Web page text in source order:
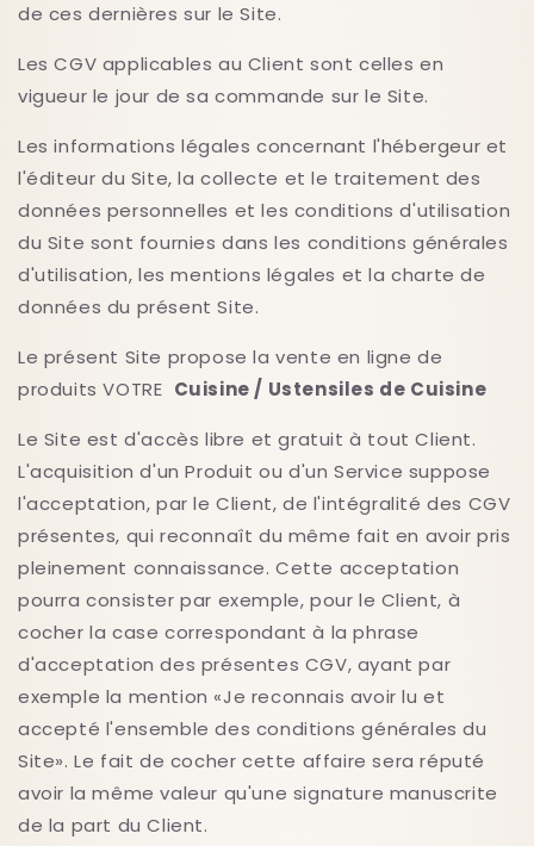
de ces dernières sur le Site.
Les CGV applicables au Client sont celles en
vigueur le jour de sa commande sur le Site.
Les informations légales concernant l'hébergeur et
l'éditeur du Site, la collecte et le traitement des
données personnelles et les conditions d'utilisation
du Site sont fournies dans les conditions générales
d'utilisation, les mentions légales et la charte de
données du présent Site.
Le présent Site propose la vente en ligne de
produitsVOTRE Cuisine / Ustensiles de Cuisine
Le Site est d'accès libre et gratuit à tout Client.
L'acquisition d'un Produit ou d'un Service suppose
l'acceptation, par le Client, de l'intégralité des CGV
présentes, qui reconnaît du même fait en avoir pris
pleinement connaissance. Cette acceptation
pourra consister par exemple, pour le Client, à
cocher la case correspondant à la phrase
d'acceptation des présentes CGV, ayant par
exemple la mention «Je reconnais avoir lu et
accepté l'ensemble des conditions générales du
Site». Le fait de cocher cette affaire sera réputé
avoir la même valeur qu'une signature manuscrite
de la part du Client.